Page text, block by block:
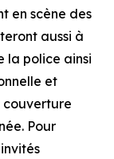
en scène des
aussi à
la police ainsi
et
couverture
Pour